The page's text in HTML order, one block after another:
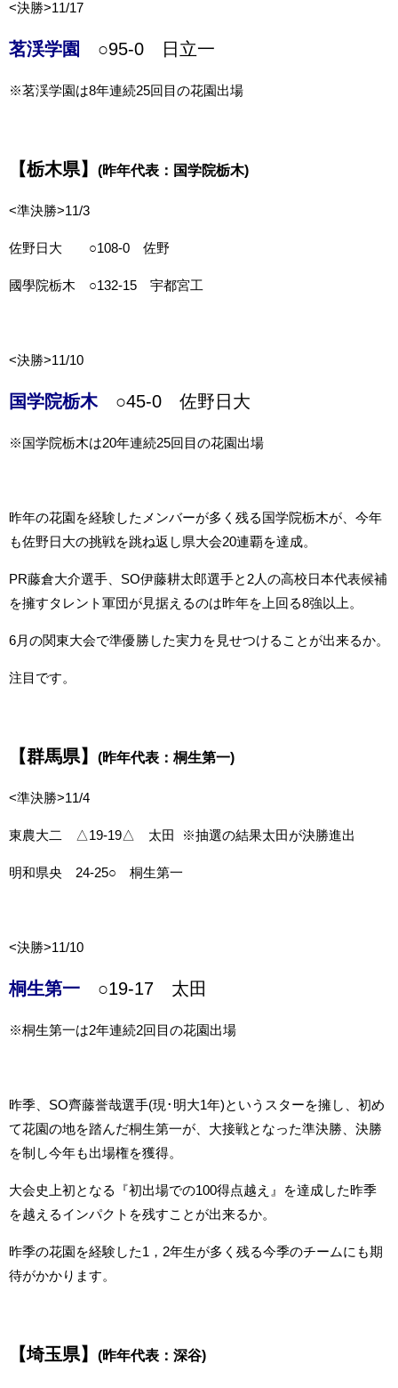
<決勝>11/17
茗渓学園 ○95-0 日立一
※茗渓学園は8年連続25回目の花園出場
【栃木県】 (昨年代表：国学院栃木)
<準決勝>11/3
佐野日大 ○108-0 佐野
國學院栃木 ○132-15 宇都宮工
<決勝>11/10
国学院栃木○45-0 佐野日大
※国学院栃木は20年連続25回目の花園出場
昨年の花園を経験したメンバーが多く残る国学院栃木が、今年
も佐野日大の挑戦を跳ね返し県大会20連覇を達成。
PR藤倉大介選手、SO伊藤耕太郎選手と 2人の高校日本代表候補
を擁すタレント軍団が見据えるのは昨年を上回る8強以上。
6月の関東大会で準優勝した実力を見せつけることが出来るか。
注目です。
【群馬県】 (昨年代表：桐生第一)
<準決勝>11/4
東農大二 △19-19△ 太田 ※抽選の結果太田が決勝進出
明和県央 24-25○ 桐生第一
<決勝>11/10
桐生第一 ○19-17 太田
※桐生第一は2年連続2回目の花園出場
昨季、SO齊藤誉哉選手(現･明大1年)というスターを擁し、初め
て花園の地を踏んだ桐生第一が、大接戦となった準決勝、決勝
を制し今年も出場権を獲得。
大会史上初となる『初出場での100得点越え』を達成した昨季
を越えるインパクトを残すことが出来るか。
昨季の花園を経験した1，2年生が多く残る今季のチームにも期
待がかかります。
【埼玉県】 (昨年代表：深谷)